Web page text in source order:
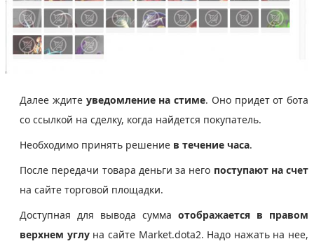
Далее ждите уведомление на стиме. Оно придет от бота
со ссылкой на сделку, когда найдется покупатель.
Необходимо принять решение в течение часа.
После передачи товара деньги за него поступают на счет
на сайте торговой площадки.
Доступная для вывода сумма отображается в правом
верхнем углуна сайте Market.dota2. Надо нажать на нее,